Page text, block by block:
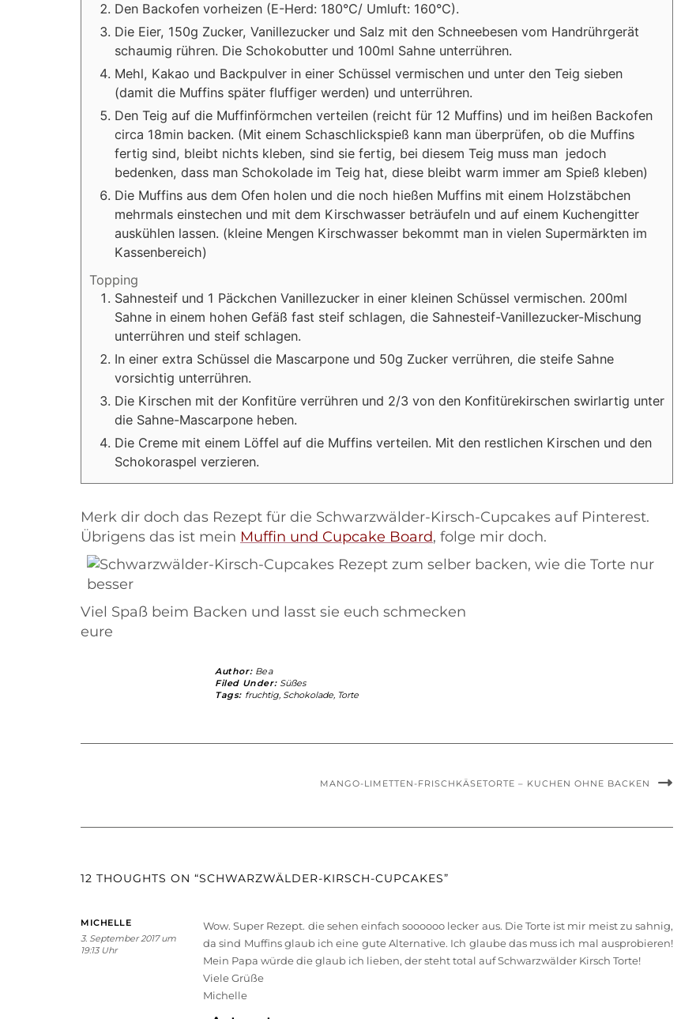
Den Backofen vorheizen (E-Herd: 180°C/ Umluft: 160°C).
Die Eier, 150g Zucker, Vanillezucker und Salz mit den Schneebesen vom Handrührgerät
schaumig rühren. Die Schokobutter und 100ml Sahne unterrühren.
Mehl, Kakao und Backpulver in einer Schüssel vermischen und unter den Teig sieben
(damit die Muffins später fluffiger werden) und unterrühren.
Den Teig auf die Muffinförmchen verteilen (reicht für 12 Muffins) und im heißen Backofen
circa 18min backen. (Mit einem Schaschlickspieß kann man überprüfen, ob die Muffins
fertig sind, bleibt nichts kleben, sind sie fertig, bei diesem Teig muss man jedoch
bedenken, dass man Schokolade im Teig hat, diese bleibt warm immer am Spieß kleben)
Die Muffins aus dem Ofen holen und die noch hießen Muffins mit einem Holzstäbchen
mehrmals einstechen und mit dem Kirschwasser beträufeln und auf einem Kuchengitter
auskühlen lassen. (kleine Mengen Kirschwasser bekommt man in vielen Supermärkten im
Kassenbereich)
Topping
Sahnesteif und 1 Päckchen Vanillezucker in einer kleinen Schüssel vermischen. 200ml
Sahne in einem hohen Gefäß fast steif schlagen, die Sahnesteif-Vanillezucker-Mischung
unterrühren und steif schlagen.
In einer extra Schüssel die Mascarpone und 50g Zucker verrühren, die steife Sahne
vorsichtig unterrühren.
Die Kirschen mit der Konfitüre verrühren und 2/3 von den Konfitürekirschen swirlartig unter
die Sahne-Mascarpone heben.
Die Creme mit einem Löffel auf die Muffins verteilen. Mit den restlichen Kirschen und den
Schokoraspel verzieren.
Merk dir doch das Rezept für die Schwarzwälder-Kirsch-Cupcakes auf Pinterest.
Übrigens das ist mein Muffin und Cupcake Board, folge mir doch.
Viel Spaß beim Backen und lasst sie euch schmecken
eure
Author: Bea
Filed Under: Süßes
Tags: fruchtig, Schokolade, Torte
MANGO-LIMETTEN-FRISCHKÄSETORTE – KUCHEN OHNE BACKEN
12 THOUGHTS ON “SCHWARZWÄLDER-KIRSCH-CUPCAKES”
MICHELLE
3. September 2017 um
19:13 Uhr
Wow. Super Rezept. die sehen einfach soooooo lecker aus. Die Torte ist mir meist zu sahnig,
da sind Muffins glaub ich eine gute Alternative. Ich glaube das muss ich mal ausprobieren!
Mein Papa würde die glaub ich lieben, der steht total auf Schwarzwälder Kirsch Torte!
Viele Grüße
Michelle